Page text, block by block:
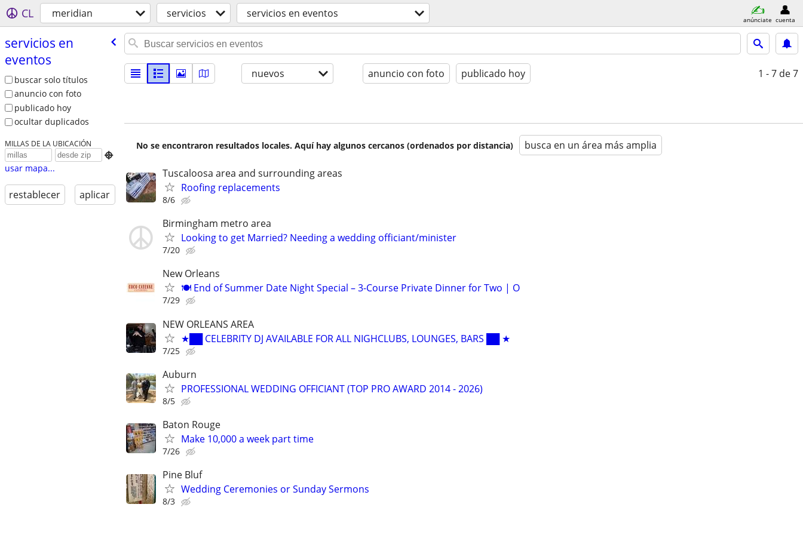
CL meridian servicios servicios en eventos anúnciate cuenta
servicios en
eventos
buscar solo títulos
anuncio con foto
publicado hoy
ocultar duplicados
MILLAS DE LA UBICACIÓN

usar mapa...
restablecer aplicar
nuevos anuncio con foto publicado hoy 1 - 7 de 7
No se encontraron resultados locales. Aquí hay algunos cercanos (ordenados por distancia) busca en un área más amplia
Tuscaloosa area and surrounding areas
Roofing replacements
8/6
Birmingham metro area
Looking to get Married? Needing a wedding officiant/minister
7/20
New Orleans
🍽️ End of Summer Date Night Special – 3-Course Private Dinner for Two | O
7/29
NEW ORLEANS AREA
★██ CELEBRITY DJ AVAILABLE FOR ALL NIGHCLUBS, LOUNGES, BARS ██ ★
7/25
Auburn
PROFESSIONAL WEDDING OFFICIANT (TOP PRO AWARD 2014 - 2026)
8/5
Baton Rouge
Make 10,000 a week part time
7/26
Pine Bluf
Wedding Ceremonies or Sunday Sermons
8/3